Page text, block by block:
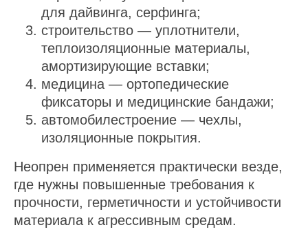
для дайвинга, серфинга;
строительство — уплотнители,
теплоизоляционные материалы,
амортизирующие вставки;
медицина — ортопедические
фиксаторы и медицинские бандажи;
автомобилестроение — чехлы,
изоляционные покрытия.
Неопрен применяется практически везде,
где нужны повышенные требования к
прочности, герметичности и устойчивости
материала к агрессивным средам.